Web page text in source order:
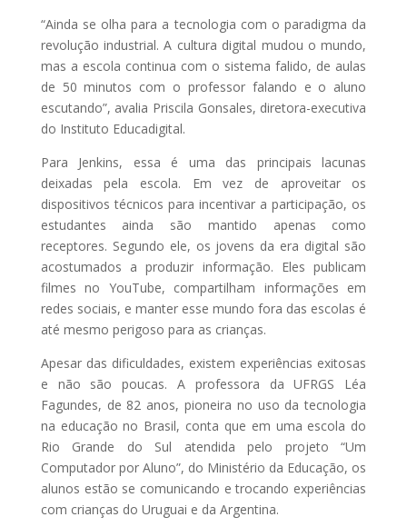
“Ainda se olha para a tecnologia com o paradigma da
revolução industrial. A cultura digital mudou o mundo,
mas a escola continua com o sistema falido, de aulas
de 50 minutos com o professor falando e o aluno
escutando”, avalia Priscila Gonsales, diretora-executiva
do Instituto Educadigital.
Para Jenkins, essa é uma das principais lacunas
deixadas pela escola. Em vez de aproveitar os
dispositivos técnicos para incentivar a participação, os
estudantes ainda são mantido apenas como
receptores. Segundo ele, os jovens da era digital são
acostumados a produzir informação. Eles publicam
filmes no YouTube, compartilham informações em
redes sociais, e manter esse mundo fora das escolas é
até mesmo perigoso para as crianças.
Apesar das dificuldades, existem experiências exitosas
e não são poucas. A professora da UFRGS Léa
Fagundes, de 82 anos, pioneira no uso da tecnologia
na educação no Brasil, conta que em uma escola do
Rio Grande do Sul atendida pelo projeto “Um
Computador por Aluno”, do Ministério da Educação, os
alunos estão se comunicando e trocando experiências
com crianças do Uruguai e da Argentina.